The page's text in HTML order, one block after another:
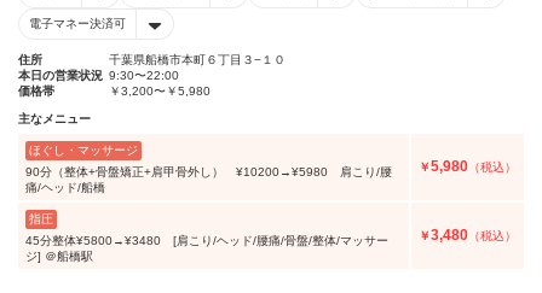
電子マネー決済可
住所
千葉県船橋市本町６丁目３−１０
本日の営業状況 9:30〜22:00
価格帯
￥3,200〜￥5,980
主なメニュー
ほぐし・マッサージ
90分（整体+骨盤矯正+肩甲骨外し） ¥10200→¥5980 肩こり/腰
痛/ヘッド/船橋
￥5,980 （税込）
指圧
45分整体¥5800→¥3480 [肩こり/ヘッド/腰痛/骨盤/整体/マッサー
ジ] ＠船橋駅
￥3,480 （税込）